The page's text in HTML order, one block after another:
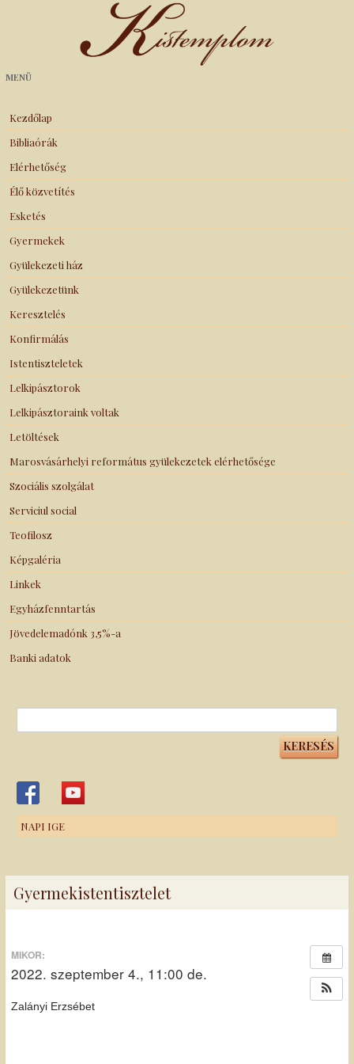
Kistemplom
MENÜ
Kezdőlap
Bibliaórák
Elérhetőség
Élő közvetítés
Esketés
Gyermekek
Gyülekezeti ház
Gyülekezetünk
Keresztelés
Konfirmálás
Istentiszteletek
Lelkipásztorok
Lelkipásztoraink voltak
Letöltések
Marosvásárhelyi református gyülekezetek elérhetősége
Szociális szolgálat
Serviciul social
Teofilosz
Képgaléria
Linkek
Egyházfenntartás
Jövedelemadónk 3,5%-a
Banki adatok
NAPI IGE
Gyermekistentisztelet
MIKOR:
2022. szeptember 4., 11:00 de.
Zalányi Erzsébet